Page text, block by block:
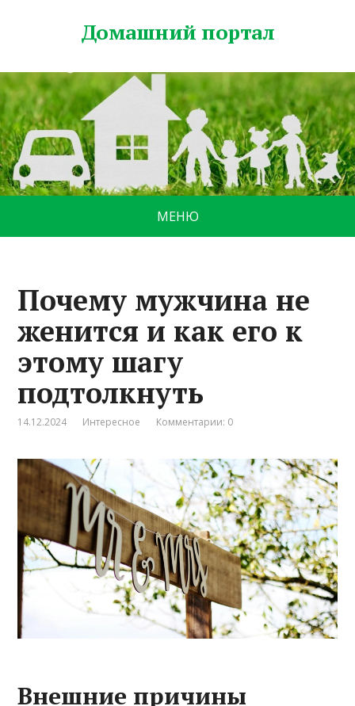
Домашний портал
МЕНЮ
Почему мужчина не
женится и как его к
этому шагу
подтолкнуть
14.12.2024 Интересное Комментарии: 0
Внешние причины